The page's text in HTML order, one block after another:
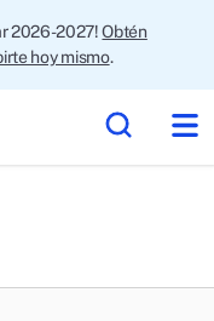
2026-2027!Obtén
hoy mismo.